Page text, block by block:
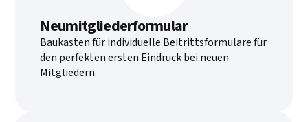
Neumitgliederformular
Baukasten für individuelle Beitrittsformulare für
den perfekten ersten Eindruck bei neuen
Mitgliedern.